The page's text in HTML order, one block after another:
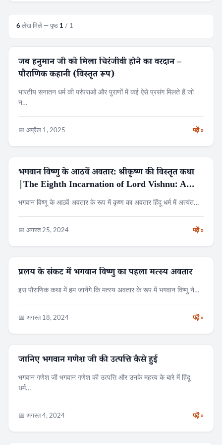
6 लेख मिले — पृष्ठ 1 / 1
पौराणिक कथा
जब हनुमान जी को मिला चिरंजीवी होने का वरदान –
पौराणिक कहानी (विस्तृत रूप)
भारतीय सनातन धर्म की परंपराओं और पुराणों में कई ऐसे प्रसंग मिलते हैं जो
न…
📅 अप्रैल 1, 2025 पढ़ें »
पौराणिक कथा
भगवान विष्णु के आठवें अवतार: श्रीकृष्ण की विस्तृत कथा
|The Eighth Incarnation of Lord Vishnu: A
Detailed Story of Shri Krishna
भगवान विष्णू के आठवें अवतार के रूप में कृष्ण का अवतार हिंदू धर्म में अत्यंत…
📅 अगस्त 25, 2024 पढ़ें »
पौराणिक कथा
प्रलय के संकट में भगवान विष्णु का पहला मत्स्य अवतार
इस पौराणिक कथा में हम जानेंगे कि मत्स्य अवतार के रूप में भगवान विष्णु ने…
📅 अगस्त 18, 2024 पढ़ें »
पौराणिक कथा
जानिए भगवान गणेश जी की उत्पत्ति कैसे हुई
भगवान गणेश जी भगवान गणेश की उत्पत्ति और उनके महत्त्व के बारे में हिंदू
धर्म…
📅 अगस्त 4, 2024 पढ़ें »